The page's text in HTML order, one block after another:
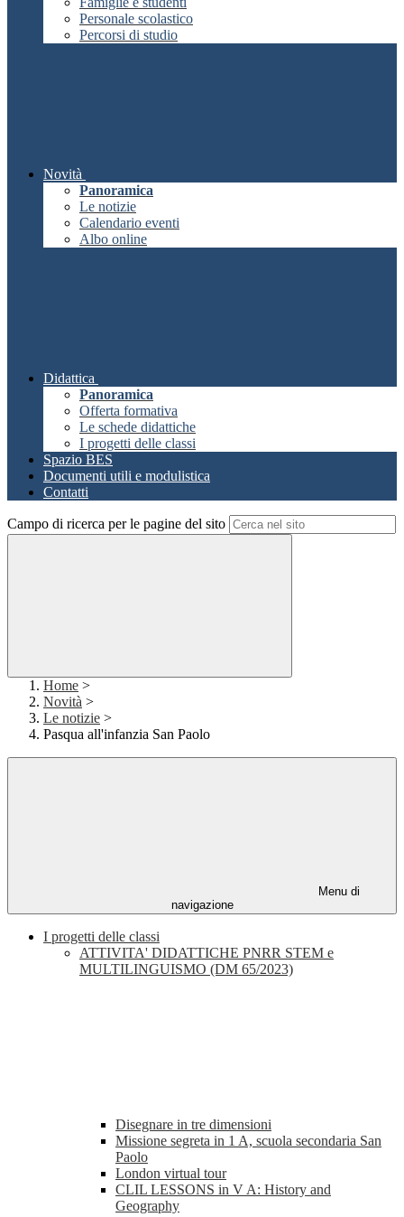
Personale scolastico
Percorsi di studio
Novità
Panoramica
Le notizie
Calendario eventi
Albo online
Didattica
Panoramica
Offerta formativa
Le schede didattiche
I progetti delle classi
Spazio BES
Documenti utili e modulistica
Contatti
Campo di ricerca per le pagine del sito
Home >
Novità >
Le notizie >
Pasqua all'infanzia San Paolo
Menu di
navigazione
I progetti delle classi
ATTIVITA' DIDATTICHE PNRR STEM e
MULTILINGUISMO (DM 65/2023)
Disegnare in tre dimensioni
Missione segreta in 1 A, scuola secondaria San
Paolo
London virtual tour
CLIL LESSONS in V A: History and
Geography